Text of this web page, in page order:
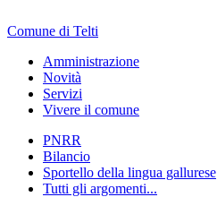
Comune di Telti
Amministrazione
Novità
Servizi
Vivere il comune
PNRR
Bilancio
Sportello della lingua gallurese
Tutti gli argomenti...